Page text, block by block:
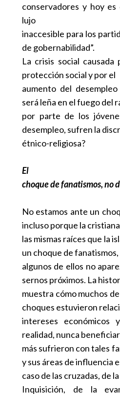
conservadores y hoy
lujo
inaccesible para los
de gobernabilidad”.
La crisis social
protección social y por el
aumento del
será leña en el fuego del
por parte de los
desempleo, sufren la
étnico-religiosa?
El
choque de fanatismos, no
No estamos ante un
incluso porque la
las mismas raíces que la
un choque de
algunos de ellos no
sernos próximos. La
muestra cómo muchos
choques estuvieron
intereses económicos
realidad, nunca
más sufrieron con tales
y sus áreas de influencia
caso de las cruzadas, de la
Inquisición, de la